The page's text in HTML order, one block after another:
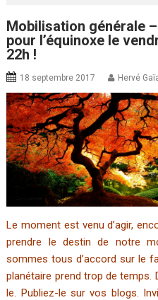
Mobilisation générale
pour l’équinoxe le
22h !
18 septembre 2017 Hervé
Le moment est venu d’agir,
prendre le destin de notre
sommes tous d’accord sur le
planétaire prend trop de
le. Publiez-le sur vos blogs.